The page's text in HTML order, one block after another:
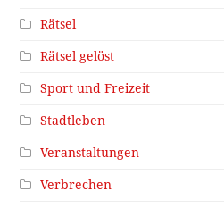
Rätsel
Rätsel gelöst
Sport und Freizeit
Stadtleben
Veranstaltungen
Verbrechen